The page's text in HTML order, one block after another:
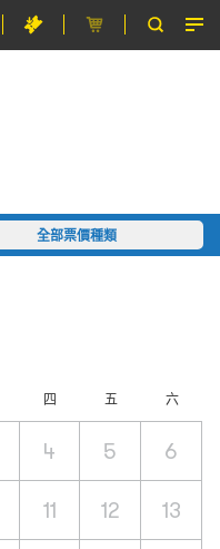
全部票價種類
四 五 六
4 5 6
11 12 13